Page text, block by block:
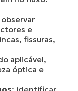
observar
e
fissuras,
aplicável,
óptica e